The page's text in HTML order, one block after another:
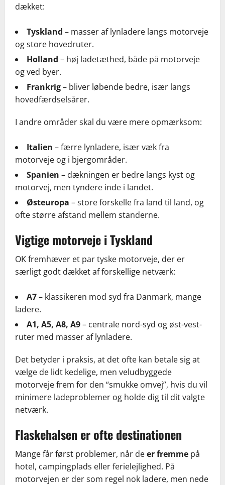
dækket:
Tyskland – masser af lynladere langs motorveje
og store hovedruter.
Holland – høj ladetæthed, både på motorveje
og ved byer.
Frankrig– bliver løbende bedre, især langs
hovedfærdselsårer.
I andre områder skal du være mere opmærksom:
Italien – færre lynladere, især væk fra
motorveje og i bjergområder.
Spanien – dækningen er bedre langs kyst og
motorvej, men tyndere inde i landet.
Østeuropa – store forskelle fra land til land, og
ofte større afstand mellem standerne.
Vigtige motorveje i Tyskland
OK fremhæver et par tyske motorveje, der er
særligt godt dækket af forskellige netværk:
A7– klassikeren mod syd fra Danmark, mange
ladere.
A1, A5, A8, A9– centrale nord-syd og øst-vest-
ruter med masser af lynladere.
Det betyder i praksis, at det ofte kan betale sig at
vælge de lidt kedelige, men veludbyggede
motorveje frem for den “smukke omvej”, hvis du vil
minimere ladeproblemer og holde dig til dit valgte
netværk.
Flaskehalsen er ofte destinationen
Mange får først problemer, når deer fremme på
hotel, campingplads eller ferielejlighed. På
motorvejen er der som regel nok ladere, men nede